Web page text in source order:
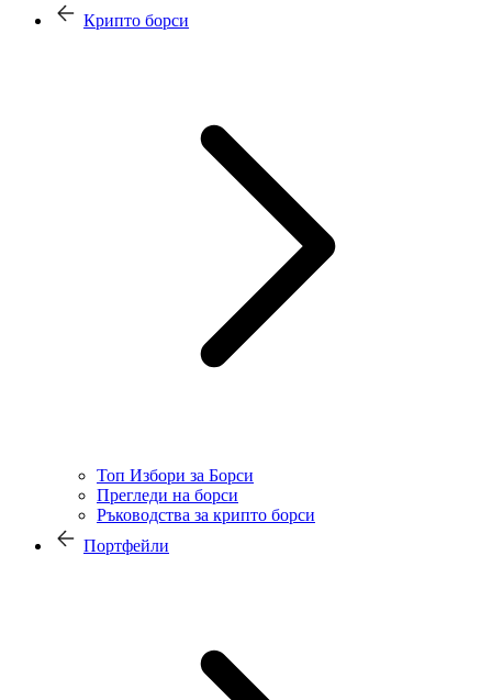
Крипто борси
Топ Избори за Борси
Прегледи на борси
Ръководства за крипто борси
Портфейли